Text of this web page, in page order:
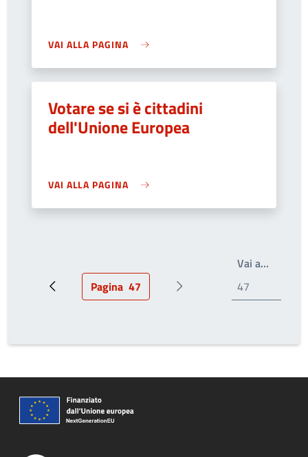
VAI ALLA PAGINA
Votare se si è cittadini
dell'Unione Europea
VAI ALLA PAGINA
Pagina precedentePagina attuale
Pagina 47 Prossima pagina
Vai a…Write